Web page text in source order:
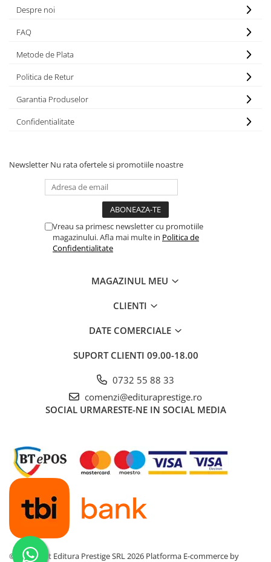
Povesti
Povesti ilustrate
Religie pentru copii
ScienceConnection
TP ROLL
Despre noi
FAQ
Metode de Plata
Politica de Retur
Garantia Produselor
Confidentialitate
Newsletter Nu rata ofertele si promotiile noastre
Vreau sa primesc newsletter cu promotiile
magazinului. Afla mai multe in Politica de
Confidentialitate
MAGAZINUL MEU
CLIENTI
DATE COMERCIALE
SUPORT CLIENTI 09.00-18.00
0732 55 88 33
comenzi@edituraprestige.ro
SOCIAL URMARESTE-NE IN SOCIAL MEDIA
©Copyright Editura Prestige SRL 2026 Platforma E-commerce by